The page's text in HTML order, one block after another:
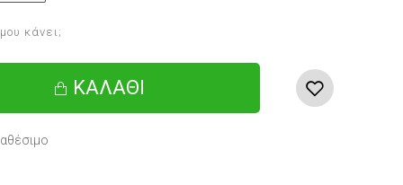
ΚΑΛΆΘΙ
κάνει;